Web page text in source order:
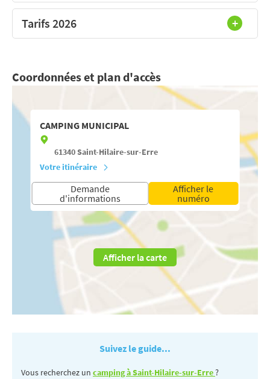
Tarifs 2026
Coordonnées et plan d'accès
CAMPING MUNICIPAL
61340Saint-Hilaire-sur-Erre
Votre itinéraire
Demande
d'informations
Afficher le
numéro
Afficher la carte
Suivez le guide...
Vous recherchez un camping à Saint-Hilaire-sur-Erre?